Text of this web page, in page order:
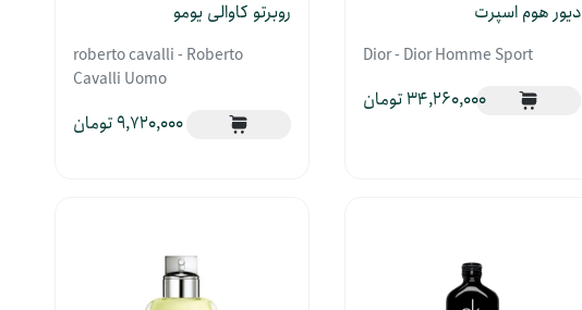
دیور هوم اسپرت
Dior - Dior Homme Sport
34,260,000
روبرتو کاوالی یومو
roberto cavalli - Roberto
Cavalli Uomo
9,720,000